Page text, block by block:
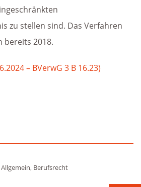
zu stellen sind. Das Verfahren
bereits 2018.
– BVerwG 3 B 16.23)
Allgemein, Berufsrecht